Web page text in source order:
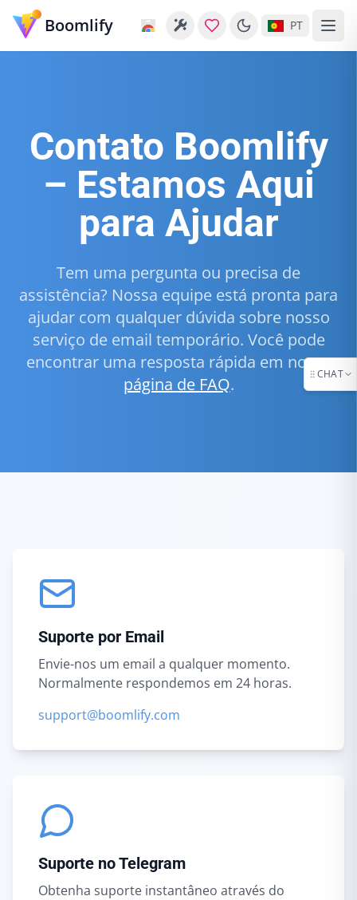
Boomlify PT
Contato Boomlify
– Estamos Aqui
para Ajudar
Tem uma pergunta ou precisa de
assistência? Nossa equipe está pronta para
ajudar com qualquer dúvida sobre nosso
serviço de email temporário. Você pode
encontrar uma resposta rápida em nossa
página de FAQ.
Suporte por Email
Envie-nos um email a qualquer momento.
Normalmente respondemos em 24 horas.
support@boomlify.com
Suporte no Telegram
Obtenha suporte instantâneo através do
CHAT